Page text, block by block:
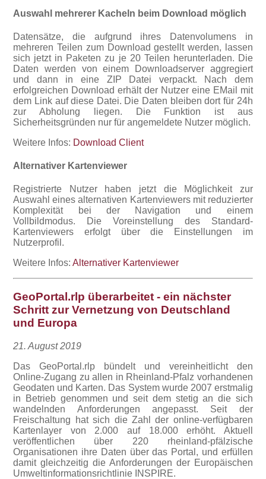
Auswahl mehrerer Kacheln beim Download möglich
Datensätze, die aufgrund ihres Datenvolumens in
mehreren Teilen zum Download gestellt werden, lassen
sich jetzt in Paketen zu je 20 Teilen herunterladen. Die
Daten werden von einem Downloadserver aggregiert
und dann in eine ZIP Datei verpackt. Nach dem
erfolgreichen Download erhält der Nutzer eine EMail mit
dem Link auf diese Datei. Die Daten bleiben dort für 24h
zur Abholung liegen. Die Funktion ist aus
Sicherheitsgründen nur für angemeldete Nutzer möglich.
Weitere Infos: Download Client
Alternativer Kartenviewer
Registrierte Nutzer haben jetzt die Möglichkeit zur
Auswahl eines alternativen Kartenviewers mit reduzierter
Komplexität bei der Navigation und einem
Vollbildmodus. Die Voreinstellung des Standard-
Kartenviewers erfolgt über die Einstellungen im
Nutzerprofil.
Weitere Infos:Alternativer Kartenviewer
GeoPortal.rlp überarbeitet - ein nächster
Schritt zur Vernetzung von Deutschland
und Europa
21. August 2019
Das GeoPortal.rlp bündelt und vereinheitlicht den
Online-Zugang zu allen in Rheinland-Pfalz vorhandenen
Geodaten und Karten. Das System wurde 2007 erstmalig
in Betrieb genommen und seit dem stetig an die sich
wandelnden Anforderungen angepasst. Seit der
Freischaltung hat sich die Zahl der online-verfügbaren
Kartenlayer von 2.000 auf 18.000 erhöht. Aktuell
veröffentlichen über 220 rheinland-pfälzische
Organisationen ihre Daten über das Portal, und erfüllen
damit gleichzeitig die Anforderungen der Europäischen
Umweltinformationsrichtlinie INSPIRE.